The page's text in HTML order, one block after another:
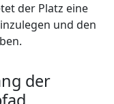
der Platz eine
und den
der